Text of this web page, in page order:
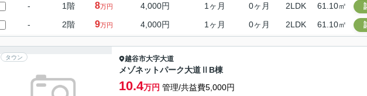
- 1階 8万円 4,000円 1ヶ月 0ヶ月 2LDK 61.10㎡
- 2階 9万円 4,000円 1ヶ月 0ヶ月 2LDK 61.10㎡
タウン 越谷市大字大道
メゾネットパーク大道ⅡB棟
10.4万円 管理/共益費5,000円